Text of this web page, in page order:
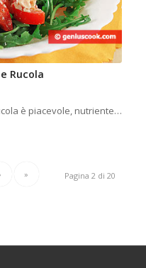
Rucola
è piacevole, nutriente…
Pagina 2 di 20
› »